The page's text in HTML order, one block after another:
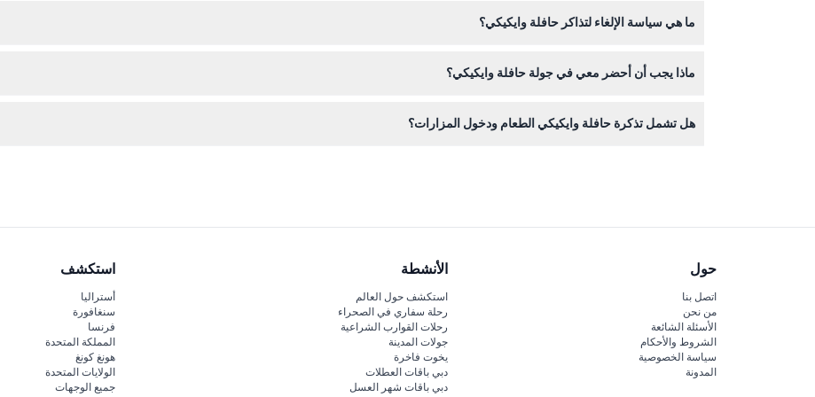
ما هي سياسة الإلغاء لتذاكر حافلة وايكيكي؟
ماذا يجب أن أحضر معي في جولة حافلة وايكيكي؟
هل تشمل تذكرة حافلة وايكيكي الطعام ودخول المزارات؟
حول
اتصل بنا
من نحن
الأسئلة الشائعة
الشروط والأحكام
سياسة الخصوصية
المدونة
الأنشطة
استكشف حول العالم
رحلة سفاري في الصحراء
رحلات القوارب الشراعية
جولات المدينة
يخوت فاخرة
دبي باقات العطلات
دبي باقات شهر العسل
استكشف
أستراليا
سنغافورة
فرنسا
المملكة المتحدة
هونغ كونغ
الولايات المتحدة
جميع الوجهات